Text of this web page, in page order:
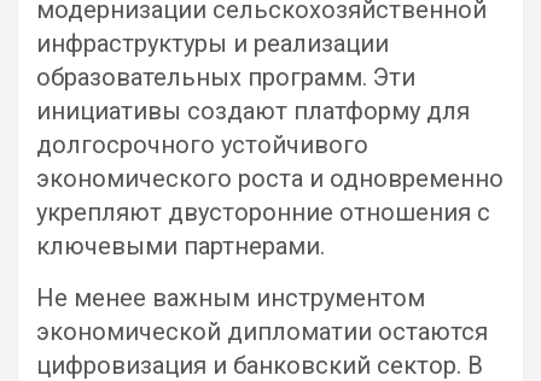
модернизации сельскохозяйственной
инфраструктуры и реализации
образовательных программ. Эти
инициативы создают платформу для
долгосрочного устойчивого
экономического роста и одновременно
укрепляют двусторонние отношения с
ключевыми партнерами.
Не менее важным инструментом
экономической дипломатии остаются
цифровизация и банковский сектор. В